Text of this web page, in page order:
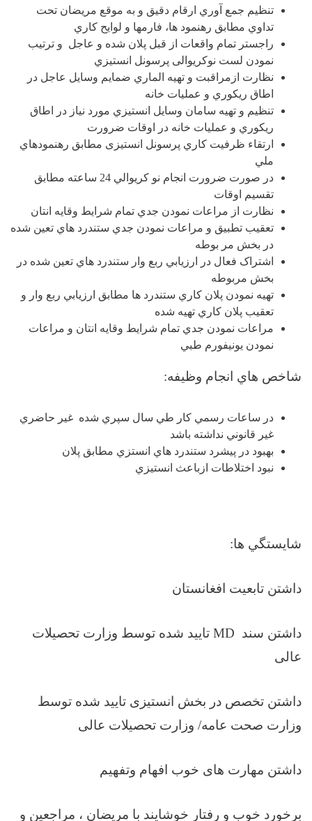
تنظیم جمع آوري ارقام دقيق و به موقع مريضان تحت
تداوي مطابق رهنمود ها، فارمها و لوايح کاري
راجستر تمام واقعات از قبل پلان شده و عاجل و ترتیب
نمودن لست نوکریوالی پرسونل انستيزي
نظارت ازمراقبت و تهيه الماري ضمايم وسايل عاجل در
اطاق ريکوري و عمليات خانه
تنظيم و تهيه سامان وسايل انستيزي مورد نياز در اطاق
ريکوري و عمليات خانه در اوقات ضرورت
ارتقاء ظرفيت کاري پرسونل انستیزی مطابق رهنمودهاي
ملي
در صورت ضرورت انجام نو کريوالي 24 ساعته مطابق
تقسيم اوقات
نظارت از مراعات نمودن جدي تمام شرايط وقايه انتان
تعقيب تطبيق و مراعات نمودن جدي ستندرد هاي تعين شده
در بخش مر بوطه
اشتراک فعال در ارزيابي ربع وار ستندرد هاي تعين شده در
بخش مربوطه
تهيه نمودن پلان کاري ستندرد ها مطابق ارزيابي ربع وار و
تعقيب پلان کاري تهيه شده
مراعات نمودن جدي تمام شرايط وقايه انتان و مراعات
نمودن يونيفورم طبي
شاخص هاي انجام وظيفه:
در ساعات رسمي کار طي سال سپري شده غير حاضري
غير قانوني نداشته باشد
بهبود در پيشرد ستندرد هاي انستزي مطابق پلان
نبود اختلاطات ازباعث انستيزي
شايستگي ها:
داشتن تابعیت افغانستان
داشتن سند MD تایید شده توسط وزارت تحصیلات
عالی
داشتن تخصص در بخش انستیزی تایید شده توسط
وزارت صحت عامه/ وزارت تحصیلات عالی
داشتن مهارت های خوب افهام وتفهیم
برخورد خوب و رفتار خوشایند با مریضان ، مراجعین و